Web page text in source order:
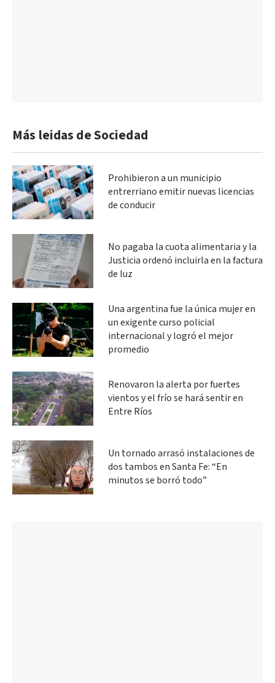
Más leidas de Sociedad
Prohibieron a un municipio
entrerriano emitir nuevas licencias
de conducir
No pagaba la cuota alimentaria y la
Justicia ordenó incluirla en la factura
de luz
Una argentina fue la única mujer en
un exigente curso policial
internacional y logró el mejor
promedio
Renovaron la alerta por fuertes
vientos y el frío se hará sentir en
Entre Ríos
Un tornado arrasó instalaciones de
dos tambos en Santa Fe: “En
minutos se borró todo”